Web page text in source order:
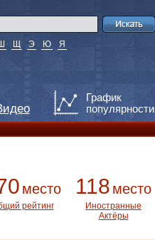
Щ Э Ю Я
График
популярности
место
рейтинг
118 место
Иностранные
Актёры